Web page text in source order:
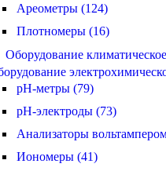
Ареометры (124)
Плотномеры (16)
Оборудование
pH-метры (79)
pH-электроды (73)
Анализаторы
Иономеры (41)